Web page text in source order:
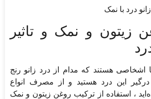
زیتون و نمک و تاثیر
هستند که مدام از درد زانو رنج
درگیر این درد هستید و از مصرف انواع
، استفاده از ترکیب روغن زیتون و نمک